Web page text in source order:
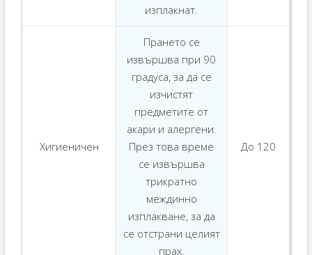
изплакнат.
Хигиеничен
Прането се
извършва при 90
градуса, за да се
изчистят
предметите от
акари и алергени.
През това време
се извършва
трикратно
междинно
изплакване, за да
се отстрани целият
прах.
До 120